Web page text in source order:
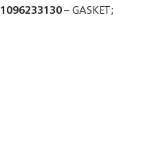
1096233130– GASKET;